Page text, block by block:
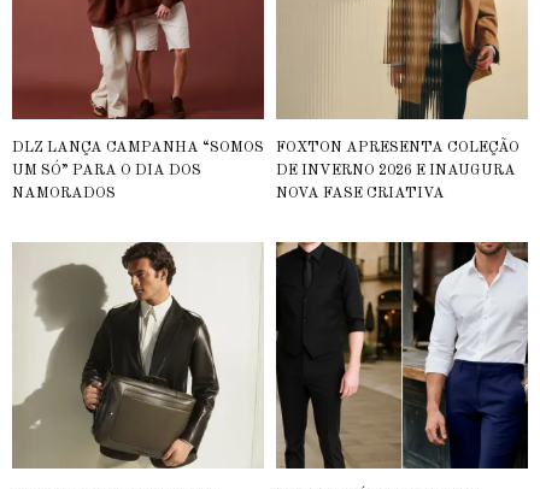
DLZ LANÇA CAMPANHA “SOMOS
UM SÓ” PARA O DIA DOS
NAMORADOS
FOXTON APRESENTA COLEÇÃO
DE INVERNO 2026 E INAUGURA
NOVA FASE CRIATIVA